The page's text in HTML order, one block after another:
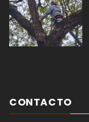
CONTACTO